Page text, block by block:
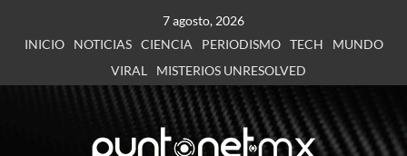
7 agosto, 2026
INICIO
NOTICIAS CIENCIA PERIODISMO TECH
MUNDO
VIRAL
MISTERIOS UNRESOLVED